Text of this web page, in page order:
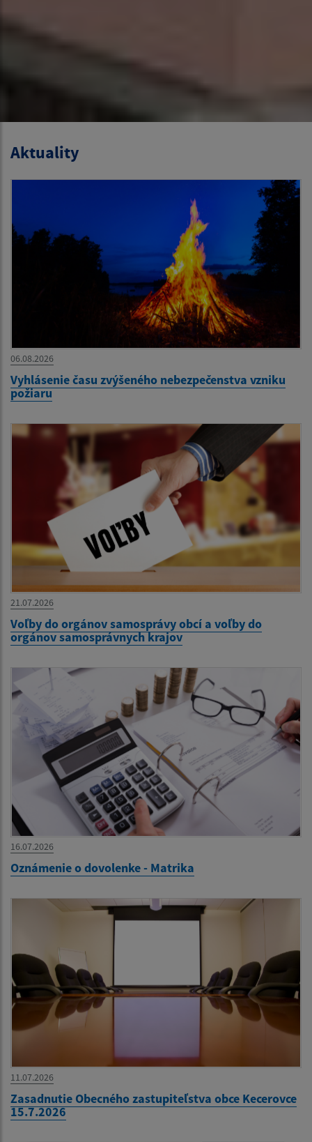
Aktuality
06.08.2026
Vyhlásenie času zvýšeného nebezpečenstva vzniku
požiaru
21.07.2026
Voľby do orgánov samosprávy obcí a voľby do
orgánov samosprávnych krajov
16.07.2026
Oznámenie o dovolenke - Matrika
11.07.2026
Zasadnutie Obecného zastupiteľstva obce Kecerovce
15.7.2026